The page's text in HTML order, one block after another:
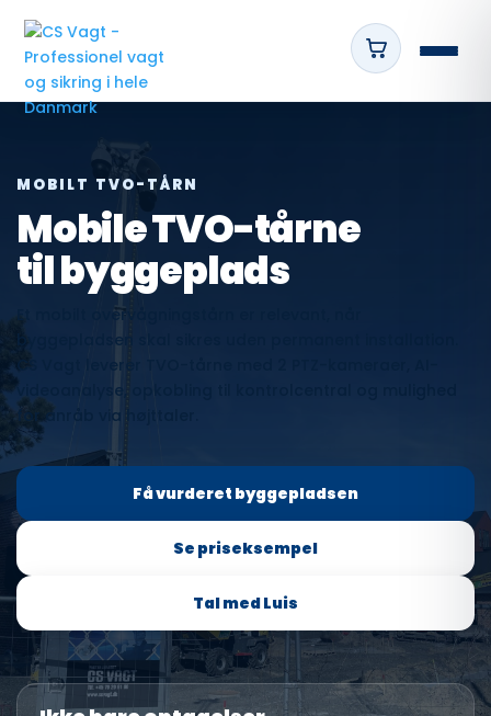
MOBILT TVO-TÅRN
Mobile TVO-tårne
til byggeplads
Et mobilt overvågningstårn er relevant, når
byggepladsen skal sikres uden permanent installation.
CS Vagt leverer TVO-tårne med 2 PTZ-kameraer, AI-
videoanalyse, opkobling til kontrolcentral og mulighed
for anråb via højttaler.
Få vurderet byggepladsen
Se priseksempel
Tal med Luis